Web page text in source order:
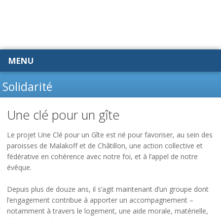
MENU
Solidarité
Une clé pour un gîte
Le projet Une Clé pour un Gîte est né pour favoriser, au sein des
paroisses de Malakoff et de Châtillon, une action collective et
fédérative en cohérence avec notre foi, et à l’appel de notre
évêque.
Depuis plus de douze ans, il s’agit maintenant d’un groupe dont
l’engagement contribue à apporter un accompagnement –
notamment à travers le logement, une aide morale, matérielle,